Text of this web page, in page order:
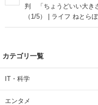
判 「ちょうどいい大き
（1/5） | ライフ ねとら
カテゴリ一覧
IT・科学
エンタメ